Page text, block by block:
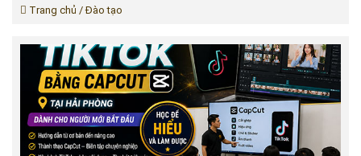
Trang chủ / Đào tạo